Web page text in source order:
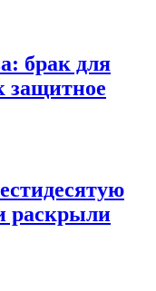
брак для
защитное
раскрыли